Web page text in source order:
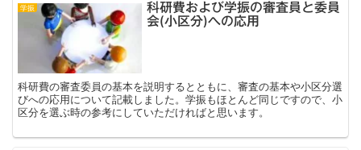
学振
科研費および学振の審査員と委員
会(小区分)への応用
科研費の審査委員の基本を説明するとともに、審査の基本や小区分選
びへの応用について記載しました。学振もほとんど同じですので、小
区分を選ぶ時の参考にしていただければと思います。